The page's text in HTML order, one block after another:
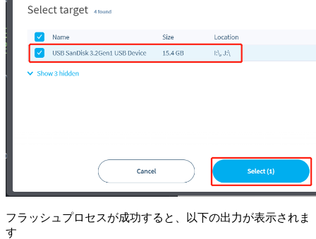
フラッシュプロセスが成功すると、以下の出力が表示されま
す